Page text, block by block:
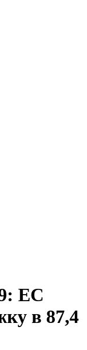
ЕС
в 87,4